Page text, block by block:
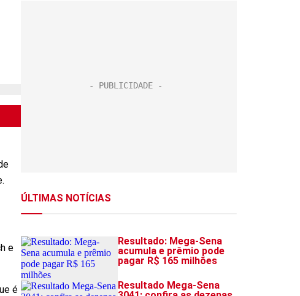
e
é